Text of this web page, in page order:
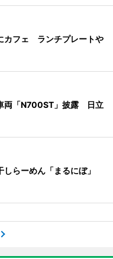
カフェ ランチプレートや
両「N700ST」披露 日立
しらーめん「まるにぼ」